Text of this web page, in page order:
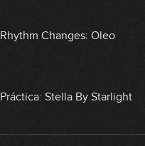
Rhythm Changes: Oleo
Práctica: Stella By Starlight